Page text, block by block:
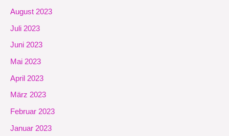
August 2023
Juli 2023
Juni 2023
Mai 2023
April 2023
März 2023
Februar 2023
Januar 2023